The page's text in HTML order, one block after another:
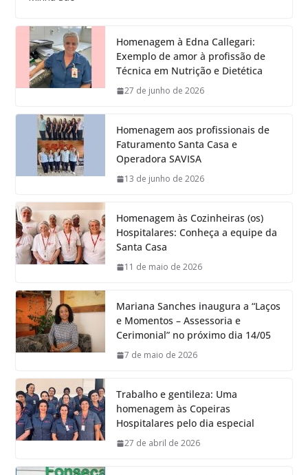
Homenagem à Edna Callegari:
Exemplo de amor à profissão de
Técnica em Nutrição e Dietética
27 de junho de 2026
Homenagem aos profissionais de
Faturamento Santa Casa e
Operadora SAVISA
13 de junho de 2026
Homenagem às Cozinheiras (os)
Hospitalares: Conheça a equipe da
Santa Casa
11 de maio de 2026
Mariana Sanches inaugura a “Laços
e Momentos – Assessoria e
Cerimonial” no próximo dia 14/05
7 de maio de 2026
Trabalho e gentileza: Uma
homenagem às Copeiras
Hospitalares pelo dia especial
27 de abril de 2026